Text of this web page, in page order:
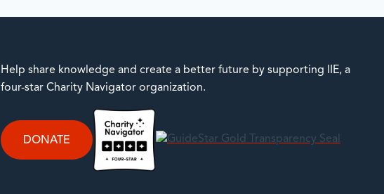
Help share knowledge and create a better future by supporting IIE, a
four-star Charity Navigator organization.
DONATE